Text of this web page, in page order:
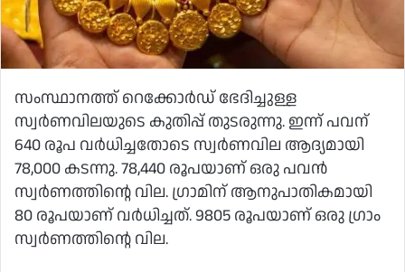
സംസ്ഥാനത്ത് റെക്കോര്‍ഡ് ഭേദിച്ചുള്ള
സ്വര്‍ണവിലയുടെ കുതിപ്പ് തുടരുന്നു. ഇന്ന് പവന്
640 രൂപ വര്‍ധിച്ചതോടെ സ്വര്‍ണവില ആദ്യമായി
78,000 കടന്നു. 78,440 രൂപയാണ് ഒരു പവന്‍
സ്വര്‍ണത്തിന്റെ വില. ഗ്രാമിന് ആനുപാതികമായി
80 രൂപയാണ് വര്‍ധിച്ചത്. 9805 രൂപയാണ് ഒരു ഗ്രാം
സ്വര്‍ണത്തിന്റെ വില.